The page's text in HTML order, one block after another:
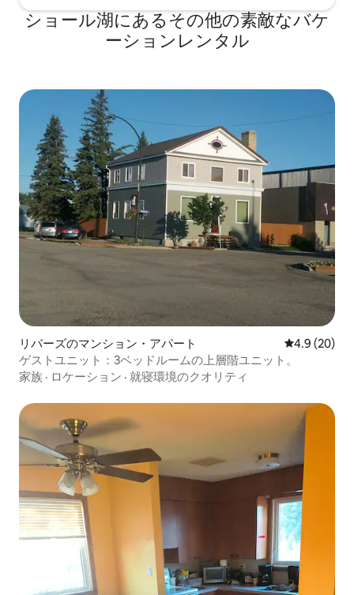
ショール湖にあるその他の素敵なバケ
ーションレンタル
リバーズのマンション・アパート レビュー20
4.9 (20)
ゲストユニット：3ベッドルームの上層階ユニット。
家族 · ロケーション · 就寝環境のクオリティ